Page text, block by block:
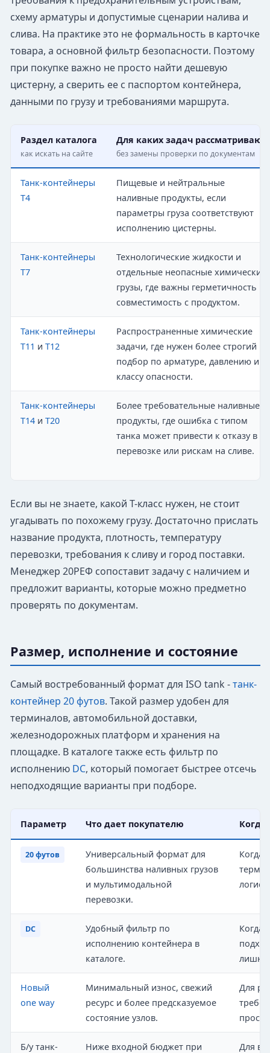
схему арматуры и допустимые сценарии налива и
слива. На практике это не формальность в карточке
товара, а основной фильтр безопасности. Поэтому
при покупке важно не просто найти дешевую
цистерну, а сверить ее с паспортом контейнера,
данными по грузу и требованиями маршрута.
Раздел каталога
как искать на сайте
Для каких задач рассматривают
без замены проверки по документам
Танк-контейнеры
T4
Пищевые и нейтральные
наливные продукты, если
параметры груза соответствуют
исполнению цистерны.
Танк-контейнеры
T7
Технологические жидкости и
отдельные неопасные химические
грузы, где важны герметичность и
совместимость с продуктом.
Танк-контейнеры
T11 и T12
Распространенные химические
задачи, где нужен более строгий
подбор по арматуре, давлению и
классу опасности.
Танк-контейнеры
T14и T20
Более требовательные наливные
продукты, где ошибка с типом
танка может привести к отказу в
перевозке или рискам на сливе.
Если вы не знаете, какой T-класс нужен, не стоит
угадывать по похожему грузу. Достаточно прислать
название продукта, плотность, температуру
перевозки, требования к сливу и город поставки.
Менеджер 20РЕФ сопоставит задачу с наличием и
предложит варианты, которые можно предметно
проверять по документам.
Размер, исполнение и состояние
Самый востребованный формат для ISO tank -танк-
контейнер 20 футов. Такой размер удобен для
терминалов, автомобильной доставки,
железнодорожных платформ и хранения на
площадке. В каталоге также есть фильтр по
исполнению DC, который помогает быстрее отсечь
неподходящие варианты при подборе.
Параметр Что дает покупателю Когда
20 футов
Универсальный формат для
большинства наливных грузов
и мультимодальной
перевозки.
Когда
DC
Удобный фильтр по
исполнению контейнера в
каталоге.
Когда
Новый
one way
Минимальный износ, свежий
ресурс и более предсказуемое
состояние узлов.
Для
Б/у танк-
Ниже входной бюджет при
Для